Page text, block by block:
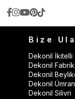
Bize
Dekonil İkitelli
Dekonil
Dekonil
Dekonil
Dekonil Silivri